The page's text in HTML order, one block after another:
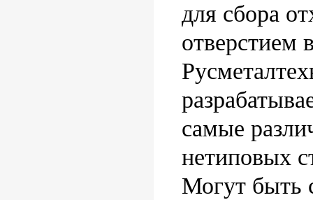
для сбора
отверстием
самые
нетиповых
Могут быть